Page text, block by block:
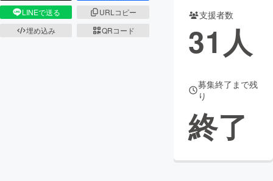
LINEで送る
URLコピー
埋め込み
QRコード
支援者数
31 人
募集終了まで残
り
終了